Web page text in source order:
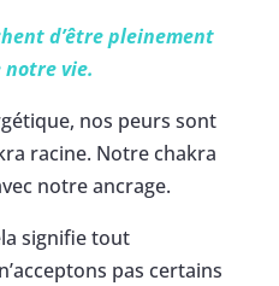
d’être pleinement
notre vie.
nos peurs sont
racine. Notre chakra
notre ancrage.
signifie tout
pas certains